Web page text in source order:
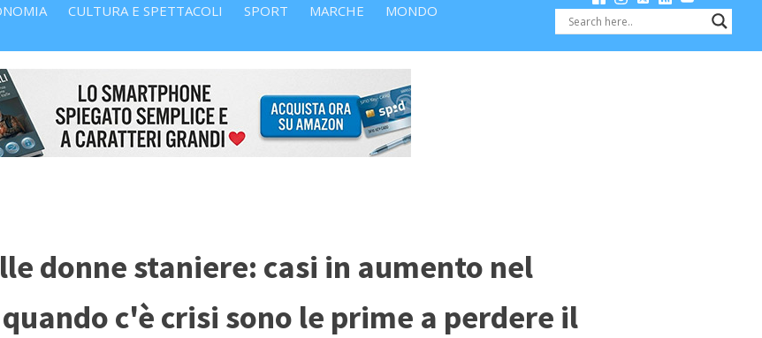
CULTURA E SPETTACOLI SPORT MARCHE MONDO
donne staniere: casi in aumento nel
c'è crisi sono le prime a perdere il